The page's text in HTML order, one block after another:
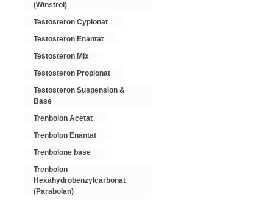
(Winstrol)
Testosteron Cypionat
Testosteron Enantat
Testosteron Mix
Testosteron Propionat
Testosteron Suspension &
Base
Trenbolon Acetat
Trenbolon Enantat
Trenbolone base
Trenbolon
Hexahydrobenzylcarbonat
(Parabolan)